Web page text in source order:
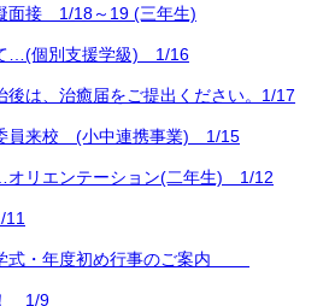
接 1/18～19 (三年生)
…(個別支援学級) 1/16
後は、治癒届をご提出ください。1/17
員来校 (小中連携事業) 1/15
オリエンテーション(二年生) 1/12
学式・年度初め行事のご案内
1/9